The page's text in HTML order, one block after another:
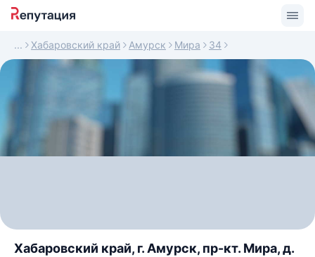
Хабаровский край Амурск Мира 34
Хабаровский край, г. Амурск, пр-кт. Мира, д.